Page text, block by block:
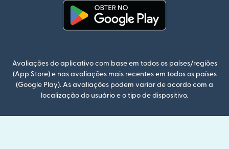
Avaliações do aplicativo com base em todos os países/regiões
(App Store) e nas avaliações mais recentes em todos os países
(Google Play). As avaliações podem variar de acordo com a
localização do usuário e o tipo de dispositivo.